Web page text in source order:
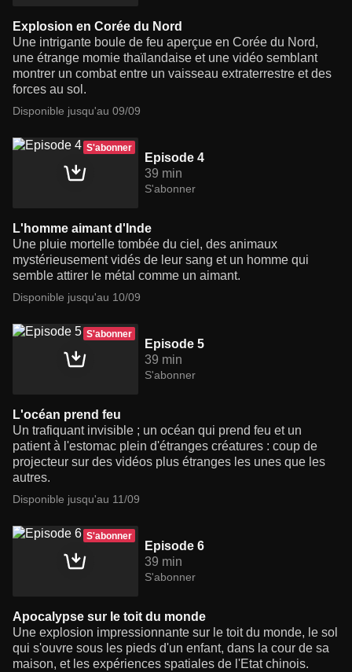
Explosion en Corée du Nord
Une intrigante boule de feu aperçue en Corée du Nord,
une étrange momie thaïlandaise et une vidéo semblant
montrer un combat entre un vaisseau extraterrestre et des
forces au sol.
Disponible jusqu'au 09/09
S'abonner
Episode 4
39 min
S'abonner
L'homme aimant d'Inde
Une pluie mortelle tombée du ciel, des animaux
mystérieusement vidés de leur sang et un homme qui
semble attirer le métal comme un aimant.
Disponible jusqu'au 10/09
S'abonner
Episode 5
39 min
S'abonner
L'océan prend feu
Un trafiquant invisible ; un océan qui prend feu et un
patient à l'estomac plein d'étranges créatures : coup de
projecteur sur des vidéos plus étranges les unes que les
autres.
Disponible jusqu'au 11/09
S'abonner
Episode 6
39 min
S'abonner
Apocalypse sur le toit du monde
Une explosion impressionnante sur le toit du monde, le sol
qui s'ouvre sous les pieds d'un enfant, dans la cour de sa
maison, et les expériences spatiales de l'Etat chinois.